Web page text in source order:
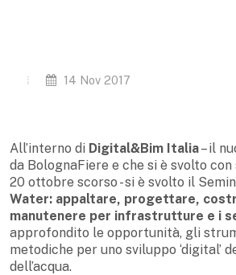
14 Nov 2017
All’interno di Digital&Bim Italia– il
da BolognaFiere e che si è svolto con
20 ottobre scorso - si è svolto il
Water: appaltare, progettare,
manutenere per infrastrutture e i
approfondito le opportunità, gli
metodiche per uno sviluppo ‘digital’
dell’acqua.